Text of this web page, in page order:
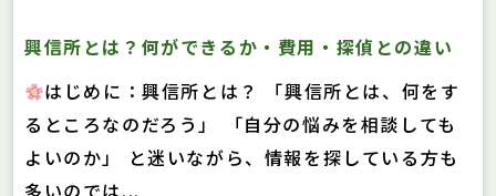
興信所とは？何ができるか・費用・探偵との違い
はじめに：興信所とは？ 「興信所とは、何をす
るところなのだろう」 「自分の悩みを相談しても
よいのか」 と迷いながら、情報を探している方も